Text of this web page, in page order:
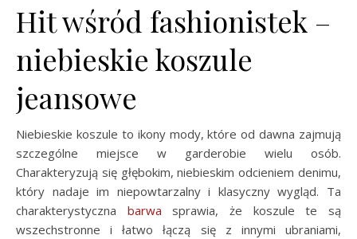
Hit wśród fashionistek –
niebieskie koszule
jeansowe
Niebieskie koszule to ikony mody, które od dawna zajmują
szczególne miejsce w garderobie wielu osób.
Charakteryzują się głębokim, niebieskim odcieniem denimu,
który nadaje im niepowtarzalny i klasyczny wygląd. Ta
charakterystyczna barwa sprawia, że koszule te są
wszechstronne i łatwo łączą się z innymi ubraniami,